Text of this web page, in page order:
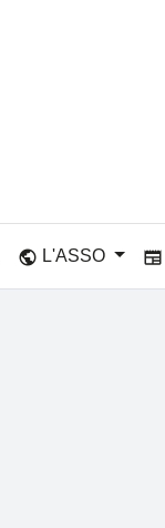
public L'ASSO newspaper